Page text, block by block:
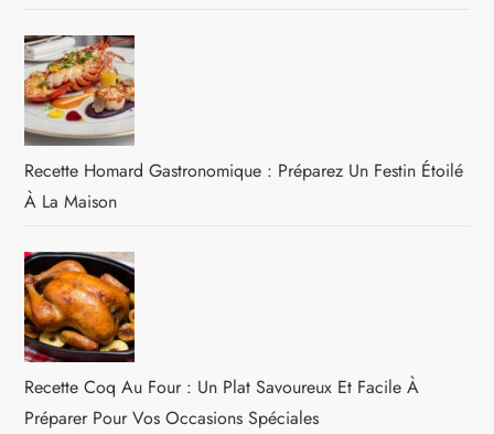
Recette Homard Gastronomique : Préparez Un Festin Étoilé
À La Maison
Recette Coq Au Four : Un Plat Savoureux Et Facile À
Préparer Pour Vos Occasions Spéciales